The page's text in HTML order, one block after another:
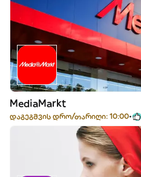
MediaMarkt
დაგეგმვის დრო/თარიღი: 10:00